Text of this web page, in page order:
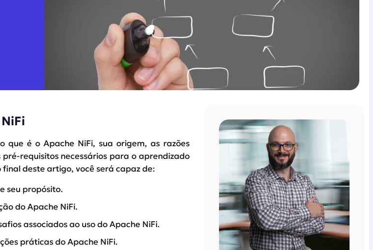
que é o Apache NiFi, sua origem, as razões
pré-requisitos necessários para o aprendizado
deste artigo, você será capaz de:
seu propósito.
do Apache NiFi.
associados ao uso do Apache NiFi.
práticas do Apache NiFi.